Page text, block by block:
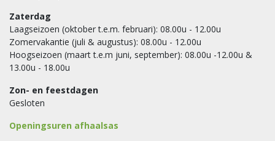
Zaterdag
Laagseizoen (oktober t.e.m. februari): 08.00u - 12.00u
Zomervakantie (juli & augustus): 08.00u - 12.00u
Hoogseizoen (maart t.e.m juni, september): 08.00u -12.00u &
13.00u - 18.00u
Zon- en feestdagen
Gesloten
Openingsuren afhaalsas